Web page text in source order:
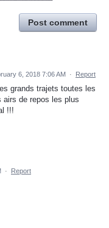
Post comment
6, 2018 7:06 AM · Report
grands trajets toutes les
airs de repos les plus
!!!
· Report